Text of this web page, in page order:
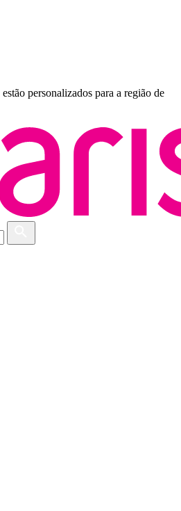
estão personalizados para a região de